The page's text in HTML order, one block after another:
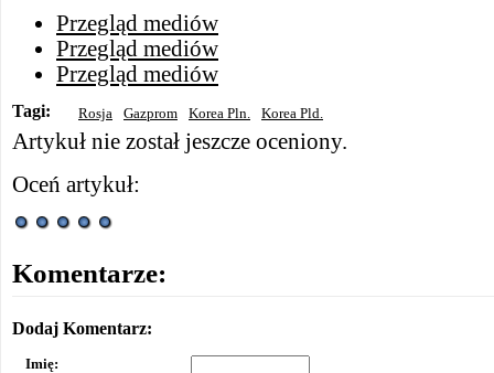
Przegląd mediów
Przegląd mediów
Przegląd mediów
Tagi: Rosja Gazprom Korea Pln. Korea Pld.
Artykuł nie został jeszcze oceniony.
Oceń artykuł:
Komentarze:
Dodaj Komentarz:
Imię: